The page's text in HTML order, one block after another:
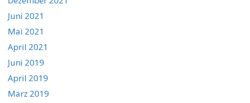
Juni 2021
Mai 2021
April 2021
Juni 2019
April 2019
März 2019